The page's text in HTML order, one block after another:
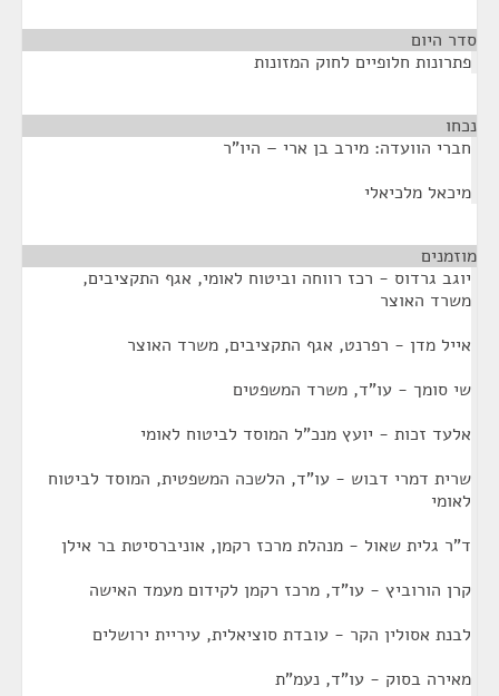
סדר היום
פתרונות חלופיים לחוק המזונות
נכחו
חברי הוועדה: מירב בן ארי – היו"ר
מיכאל מלכיאלי
מוזמנים
יוגב גרדוס - רכז רווחה וביטוח לאומי, אגף התקציבים,
משרד האוצר
אייל מדן - רפרנט, אגף התקציבים, משרד האוצר
שי סומך - עו"ד, משרד המשפטים
אלעד זכות - יועץ מנכ"ל המוסד לביטוח לאומי
שרית דמרי דבוש - עו"ד, הלשכה המשפטית, המוסד לביטוח
לאומי
ד"ר גלית שאול - מנהלת מרכז רקמן, אוניברסיטת בר אילן
קרן הורוביץ - עו"ד, מרכז רקמן לקידום מעמד האישה
לבנת אסולין הקר - עובדת סוציאלית, עיריית ירושלים
מאירה בסוק - עו"ד, נעמ"ת